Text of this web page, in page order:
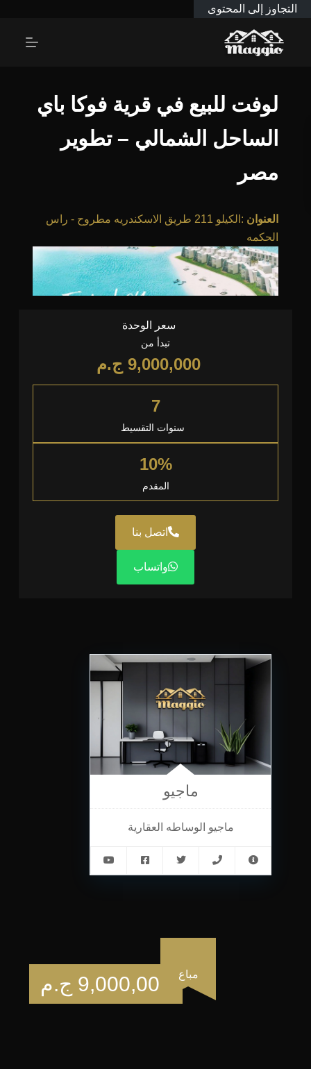
التجاوز إلى المحتوى
لوفت للبيع في قرية فوكا باي
الساحل الشمالي – تطوير
مصر
العنوان :
الكيلو 211 طريق الاسكندريه مطروح - راس
الحكمه
سعر الوحدة
تبدأ من
9,000,000 ج.م
7
سنوات التقسيط
10%
المقدم
واتساب
اتصل بنا
مباع 9,000,000 ج.م
ماجيو
ماجيو الوساطه العقارية